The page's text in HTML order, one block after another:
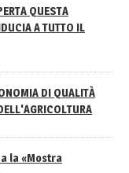
QUESTA
A TUTTO IL
DI QUALITÀ
la «Mostra